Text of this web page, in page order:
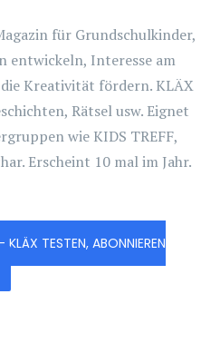
für Grundschulkinder,
entwickeln, Interesse am
Kreativität fördern. KLÄX
Rätsel usw. Eignet
wie KIDS TREFF,
Erscheint 10 mal im Jahr.
KLÄX TESTEN, ABONNIEREN